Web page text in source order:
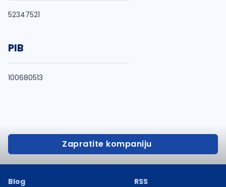
52347521
PIB
100680513
Zapratite kompaniju
Blog
RSS